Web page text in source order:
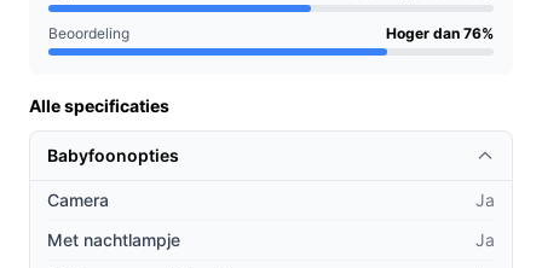
zijn en toch hun kind in de gaten willen houden.
Wat maakt deze babyfoon bijzonder in vergelijking met
andere modellen op de markt?
Hack-proof verbinding:
internetverbinding nodig, wat zorgt voor maximale
Beoordeling Hoger dan 76%
Alle specificaties
Babyfoonopties
Camera
Ja
Met nachtlampje
Ja